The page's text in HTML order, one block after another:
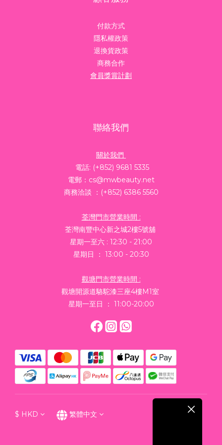
付款方式
隱私權政策
退換貨政策
商務合作
會員獎賞計劃
聯絡我們
關於我們
電話: (+852) 9681 5335
電郵：cs@mwbeauty.net
商務洽談 ：(+852) 6386 5560
荃灣門市營業時間 :
荃灣南豐中心新之城2樓5號舖
星期一至六 : 12:30 - 21:00
星期日 ： 13:00 - 20:30
觀塘門市營業時間 :
觀塘開源道駱駝漆三座4樓M1室
星期一至日 ： 11:00-20:00
$ HKD 繁體中文